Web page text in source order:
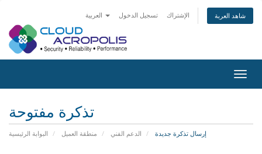
تسجيل الدخول الإشتراك شاهد العربة
تبديل
التنقل
تذكرة مفتوحة
البوابة الرئيسية منطقة العميل الدعم الفني إرسال تذكرة جديدة